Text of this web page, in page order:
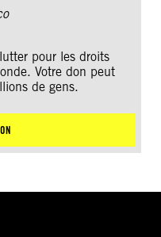
pour les droits
Votre don peut
de gens.